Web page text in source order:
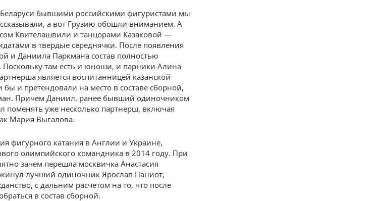
Беларуси бывшими российскими фигуристами мы
а вот Грузию обошли вниманием. А
Квителашвили и танцорами Казаковой —
в твердые середнячки. После появления
и Даниила Паркмана состав полностью
Поскольку там есть и юноши, и парники Алина
является воспитанницей казанской
и претендовали на место в составе сборной,
Причем Даниил, ранее бывший одиночником
поменять уже несколько партнерш, включая
Мария Выгалова.
фигурного катания в Англии и Украине,
олимпийского командника в 2014 году. При
зачем перешла москвичка Анастасия
лучший одиночник Ярослав Паниот,
с дальним расчетом на то, что после
в состав сборной.